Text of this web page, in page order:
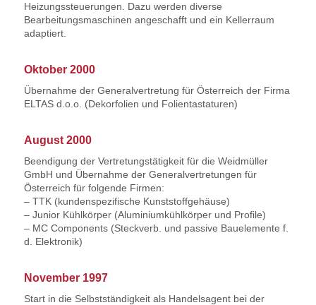
Heizungssteuerungen. Dazu werden diverse
Bearbeitungsmaschinen angeschafft und ein Kellerraum
adaptiert.
Oktober 2000
Übernahme der Generalvertretung für Österreich der Firma
ELTAS d.o.o. (Dekorfolien und Folientastaturen)
August 2000
Beendigung der Vertretungstätigkeit für die Weidmüller
GmbH und Übernahme der Generalvertretungen für
Österreich für folgende Firmen:
– TTK (kundenspezifische Kunststoffgehäuse)
– Junior Kühlkörper (Aluminiumkühlkörper und Profile)
– MC Components (Steckverb. und passive Bauelemente f.
d. Elektronik)
November 1997
Start in die Selbstständigkeit als Handelsagent bei der